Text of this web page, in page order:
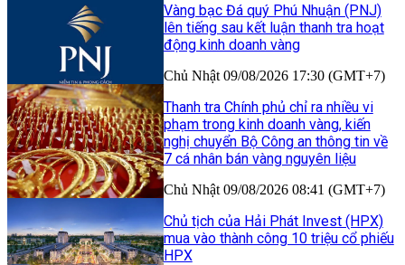
Vàng bạc Đá quý Phú Nhuận (PNJ)
lên tiếng sau kết luận thanh tra hoạt
động kinh doanh vàng
Chủ Nhật 09/08/2026 17:30 (GMT+7)
Thanh tra Chính phủ chỉ ra nhiều vi
phạm trong kinh doanh vàng, kiến
nghị chuyển Bộ Công an thông tin về
7 cá nhân bán vàng nguyên liệu
Chủ Nhật 09/08/2026 08:41 (GMT+7)
Chủ tịch của Hải Phát Invest (HPX)
mua vào thành công 10 triệu cổ phiếu
HPX